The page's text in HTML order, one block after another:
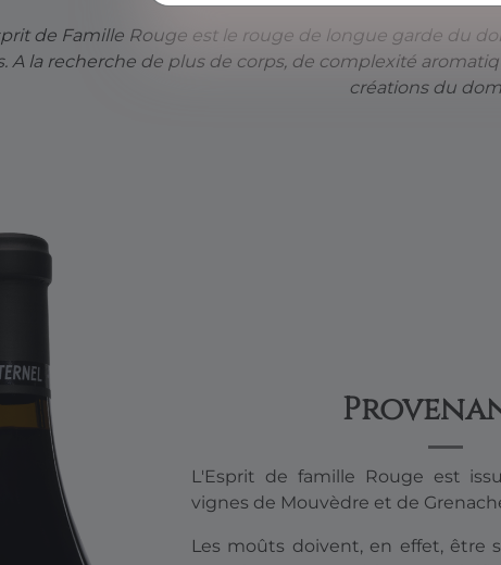
de Famille Rouge est le rouge de longue garde du
A la recherche de plus de corps, de complexité
créations du
L'Esprit de famille Rouge est
vignes de Mouvèdre et de
Les moûts doivent, en effet, être